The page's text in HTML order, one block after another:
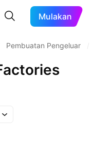
Mulakan
Pembuatan Pengeluar